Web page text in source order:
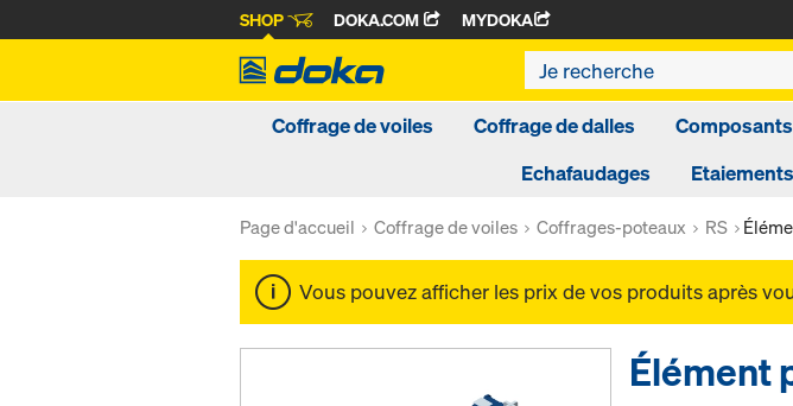
SHOP DOKA.COM MYDOKA
Coffrage de voiles Coffrage de dalles
Echafaudages
Etaiements
Page d'accueil Coffrage de voiles Coffrages-poteaux RS
Vous pouvez afficher les prix de vos produits après
Élément